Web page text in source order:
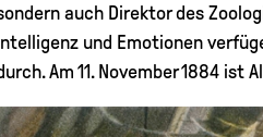
auch Direktor des
und Emotionen
Am 11. November 1884 ist